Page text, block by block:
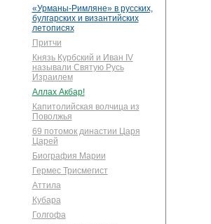
«Урманы-Римляне» в русских,
булгарских и византийских
летописях
Притчи
Князь Курбский и Иван IV
называли Святую Русь
Израилем
Аллах Акбар!
Капитолийская волчица из
Поволжья
69 потомок династии Царя
Царей
Биография Марии
Гермес Трисмегист
Аттила
Кубара
Голгофа